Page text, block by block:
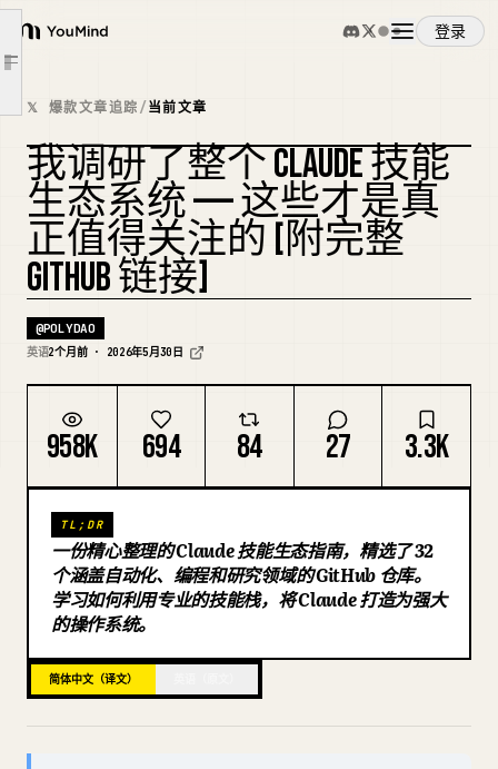
YouMind
登录
概览
使用案例
技能
提示词
定价
下载
更新
文章大纲
17. Skill_Seekers
18. enhancing-authors
Composio —— 仍然值得使用
19. connect-apps
20. skill-creator
21. content-research-writer
22. file-organizer
23. Apollo Automation
25. using-git-worktrees
27. tapestry
28. research-skill
29. claude-deep-research-skill
30. wondelai skills
31. trending-skills
32. VoltAgent awesome-agent-skills
最佳“Jarvis”组合
𝕏 爆款文章追踪/当前文章
复刻封面
我调研了整个 CLAUDE 技能
生态系统 —— 这些才是真
正值得关注的 [附完整
GITHUB 链接]
@POLYDAO
英语2个月前 · 2026年5月30日
958K 694 84 27 3.3K
TL;DR
一份精心整理的 Claude 技能生态指南，精选了 32
个涵盖自动化、编程和研究领域的 GitHub 仓库。
学习如何利用专业的技能栈，将 Claude 打造为强大
的操作系统。
简体中文（译文）